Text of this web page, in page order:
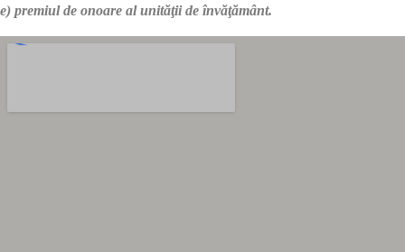
e) premiul de onoare al unităţii de învăţământ.